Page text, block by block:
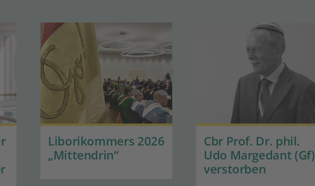
Liborikommers 2026
„Mittendrin“
Cbr Prof. Dr. phil.
Udo Margedant (Gf)
verstorben